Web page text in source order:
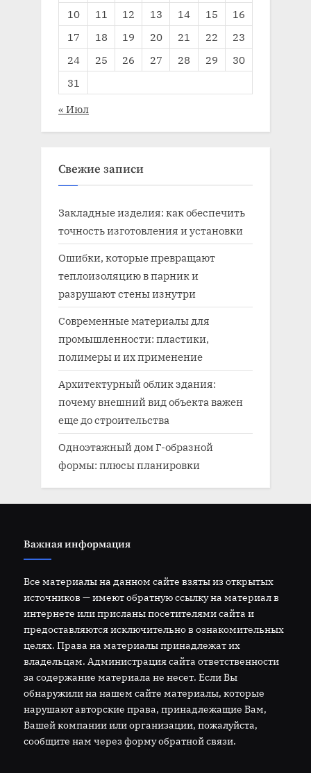
10
11 12 13 14 15
16
17
18 19 20 21 22
23
24
25 26 27 28 29
30
31
« Июл
Свежие записи
Закладные изделия: как обеспечить
точность изготовления и установки
Ошибки, которые превращают
теплоизоляцию в парник и
разрушают стены изнутри
Современные материалы для
промышленности: пластики,
полимеры и их применение
Архитектурный облик здания:
почему внешний вид объекта важен
еще до строительства
Одноэтажный дом Г-образной
формы: плюсы планировки
Важная информация
Все материалы на данном сайте взяты из открытых
источников — имеют обратную ссылку на материал в
интернете или присланы посетителями сайта и
предоставляются исключительно в ознакомительных
целях. Права на материалы принадлежат их
владельцам. Администрация сайта ответственности
за содержание материала не несет. Если Вы
обнаружили на нашем сайте материалы, которые
нарушают авторские права, принадлежащие Вам,
Вашей компании или организации, пожалуйста,
сообщите нам через форму обратной связи.